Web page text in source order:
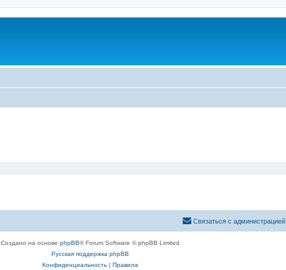
Связаться с администрацией
Создано на основе phpBB® Forum Software © phpBB Limited
Русская поддержка phpBB
Конфиденциальность| Правила